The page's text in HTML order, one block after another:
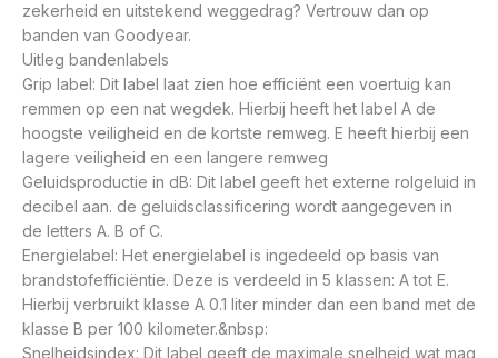
zekerheid en uitstekend weggedrag? Vertrouw dan op
banden van Goodyear.
Uitleg bandenlabels
Grip label: Dit label laat zien hoe efficiënt een voertuig kan
remmen op een nat wegdek. Hierbij heeft het label A de
hoogste veiligheid en de kortste remweg. E heeft hierbij een
lagere veiligheid en een langere remweg
Geluidsproductie in dB: Dit label geeft het externe rolgeluid in
decibel aan. de geluidsclassificering wordt aangegeven in
de letters A. B of C.
Energielabel: Het energielabel is ingedeeld op basis van
brandstofefficiëntie. Deze is verdeeld in 5 klassen: A tot E.
Hierbij verbruikt klasse A 0.1 liter minder dan een band met de
klasse B per 100 kilometer.&nbsp:
Snelheidsindex: Dit label geeft de maximale snelheid wat mag